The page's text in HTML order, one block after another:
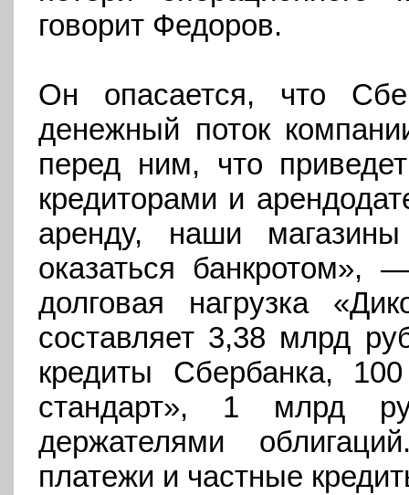
говорит Федоров.
Он опасается, что
денежный поток
перед ним, что
кредиторами и
аренду, наши
оказаться
долговая нагрузка
составляет 3,38 млрд
кредиты Сбербанка,
стандарт», 1 млрд
держателями
платежи и частные